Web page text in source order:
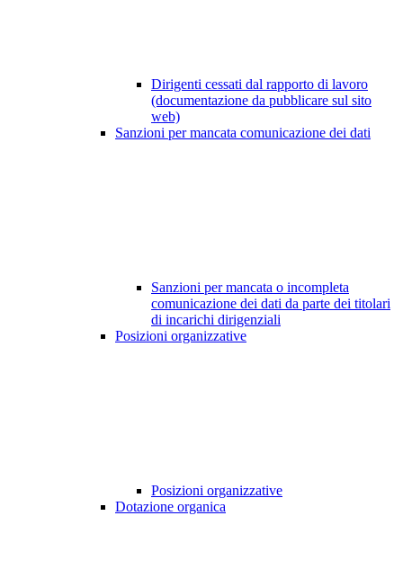
Dirigenti cessati dal rapporto di lavoro
(documentazione da pubblicare sul sito
web)
Sanzioni per mancata comunicazione dei dati
Sanzioni per mancata o incompleta
comunicazione dei dati da parte dei titolari
di incarichi dirigenziali
Posizioni organizzative
Posizioni organizzative
Dotazione organica